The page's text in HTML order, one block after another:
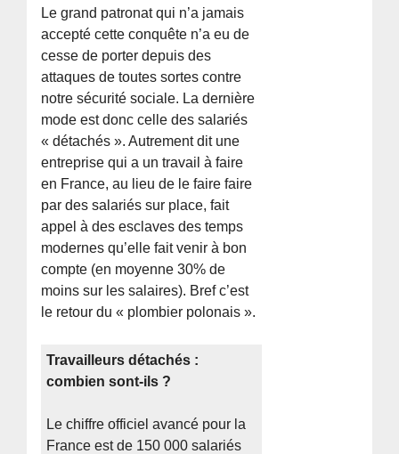
Le grand patronat qui n’a jamais
accepté cette conquête n’a eu de
cesse de porter depuis des
attaques de toutes sortes contre
notre sécurité sociale. La dernière
mode est donc celle des salariés
« détachés ». Autrement dit une
entreprise qui a un travail à faire
en France, au lieu de le faire faire
par des salariés sur place, fait
appel à des esclaves des temps
modernes qu’elle fait venir à bon
compte (en moyenne 30% de
moins sur les salaires). Bref c’est
le retour du « plombier polonais ».
Travailleurs détachés :
combien sont-ils ?
Le chiffre officiel avancé pour la
France est de 150 000 salariés